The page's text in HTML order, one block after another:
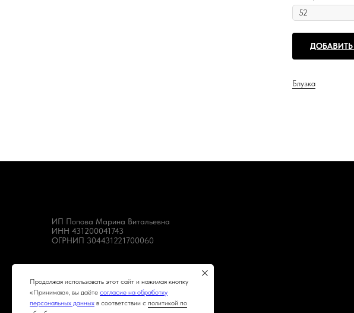
Продолжая использовать этот сайт и нажимая кнопку
«Принимаю», вы даёте согласие на обработку
персональных данных в соответствии с политикой по
Блузка
ИП Попова Марина Витальевна
ИНН 431200041743
ОГРНИП 304431221700060